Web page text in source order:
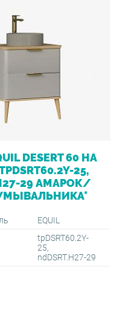
DESERT 60 НА
25,
29 АМАРОК/
EQUIL
tpDSRT60.2Y-
25,
ndDSRT.H27-29